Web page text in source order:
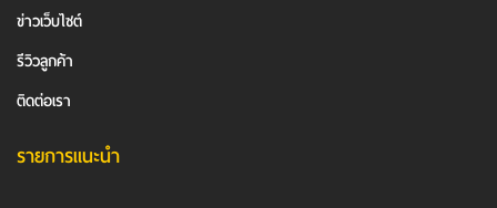
ข่าวเว็บไซต์
รีวิวลูกค้า
ติดต่อเรา
รายการแนะนำ